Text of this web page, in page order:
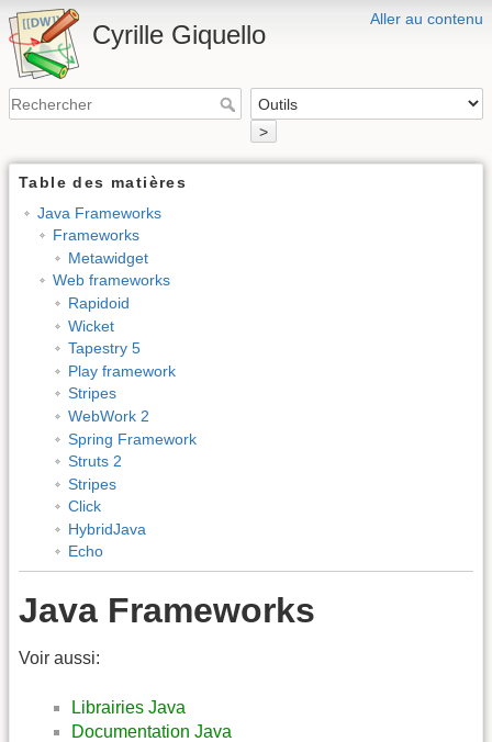
Aller au contenu
Cyrille Giquello
>
Table des matières
Java Frameworks
Frameworks
Metawidget
Web frameworks
Rapidoid
Wicket
Tapestry 5
Play framework
Stripes
WebWork 2
Spring Framework
Struts 2
Stripes
Click
HybridJava
Echo
Java Frameworks
Voir aussi:
Librairies Java
Documentation Java